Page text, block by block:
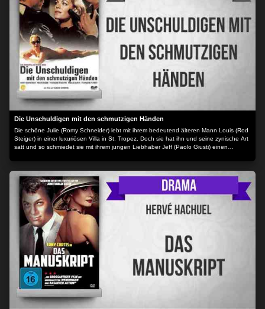
Die Unschuldigen mit den schmutzigen Händen
Die schöne Julie (Romy Schneider) lebt mit ihrem bedeutend älteren Mann Louis (Rod
Steiger) in einer luxuriösen Villa in St. Tropez. Doch sie hat ihn und seine zynische Art
satt und so schmiedet sie mit ihrem jungen Liebhaber Jeff (Paolo Giusti) einen
Leben beginnen. Es soll aussehen wie ein Unfall, doch der Plan geht schief. Plötzlich
taucht der Totgesagte wieder auf...